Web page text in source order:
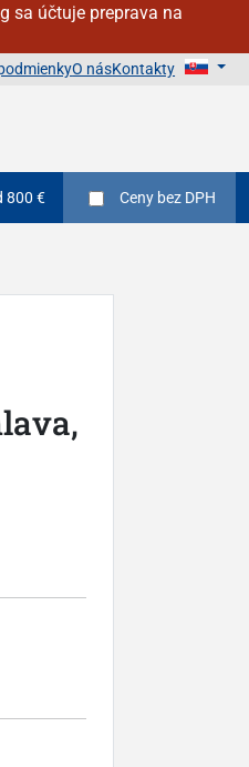
sa účtuje preprava na
O násKontakty
800 € Ceny bez DPH